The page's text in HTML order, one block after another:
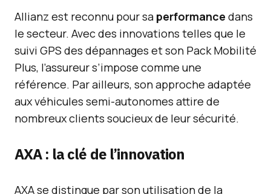
Allianz est reconnu pour sa performance dans
le secteur. Avec des innovations telles que le
suivi GPS des dépannages et son Pack Mobilité
Plus, l’assureur s’impose comme une
référence. Par ailleurs, son approche adaptée
aux véhicules semi-autonomes attire de
nombreux clients soucieux de leur sécurité.
AXA : la clé de l’innovation
AXA se distingue par son utilisation de la